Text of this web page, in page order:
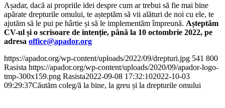
Așadar, dacă ai propriile idei despre cum ar trebui să fie mai bine
apărate drepturile omului, te așteptăm să vii alături de noi cu ele, te
ajutăm să le pui pe hârtie și să le implementăm împreună. Așteptăm
CV-ul și o scrisoare de intenție, până la 10 octombrie 2022, pe
adresa office@apador.org
https://apador.org/wp-content/uploads/2022/09/drepturi.jpg 541 800
Rasista https://apador.org/wp-content/uploads/2020/09/apador-logo-
tmp-300x159.png Rasista2022-09-08 17:32:102022-10-03
09:29:37Căutăm coleg/ă la bine, la greu și la drepturile omului